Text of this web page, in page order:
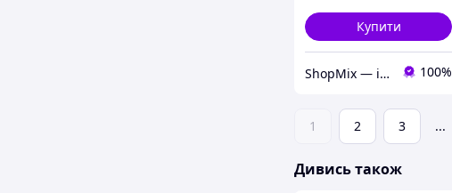
Купити
ShopMix — інтернет-магазин сумок та аксесуарів 100%
1 2 3 ...
Дивись також